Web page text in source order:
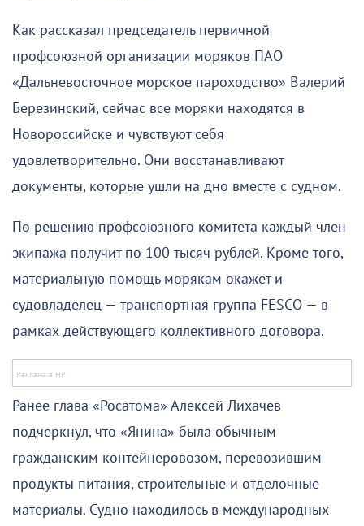
Как рассказал председатель первичной
профсоюзной организации моряков ПАО
«Дальневосточное морское пароходство» Валерий
Березинский, сейчас все моряки находятся в
Новороссийске и чувствуют себя
удовлетворительно. Они восстанавливают
документы, которые ушли на дно вместе с судном.
По решению профсоюзного комитета каждый член
экипажа получит по 100 тысяч рублей. Кроме того,
материальную помощь морякам окажет и
судовладелец — транспортная группа FESCO — в
рамках действующего коллективного договора.
Ранее глава «Росатома» Алексей Лихачев
подчеркнул, что «Янина» была обычным
гражданским контейнеровозом, перевозившим
продукты питания, строительные и отделочные
материалы. Судно находилось в международных